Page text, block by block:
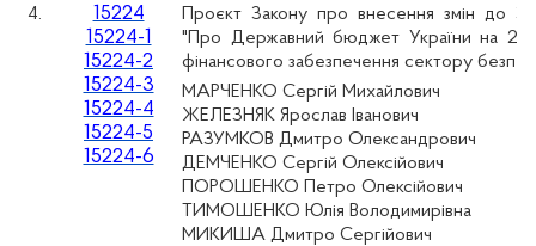
4.
15224
15224-1
15224-2
15224-3
15224-4
15224-5
15224-6
Проєкт Закону про внесення змін до
"Про Державний бюджет України на
фінансового забезпечення сектору
МАРЧЕНКО Сергій Михайлович
ЖЕЛЕЗНЯК Ярослав Іванович
РАЗУМКОВ Дмитро Олександрович
ДЕМЧЕНКО Сергій Олексійович
ПОРОШЕНКО Петро Олексійович
ТИМОШЕНКО Юлія Володимирівна
МИКИША Дмитро Сергійович